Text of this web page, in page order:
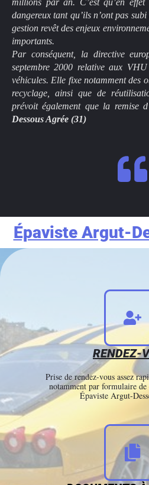
dangereux tant qu’ils n’ont pas
gestion revêt des enjeux
importants.
Par conséquent, la directive
septembre 2000 relative aux
véhicules. Elle fixe notamment des
recyclage, ainsi que de
prévoit également que la remise
Dessous Agrée (31)
Épaviste Argut-
RENDEZ-
Prise de rendez-vous assez
notamment par formulaire
Épaviste Argut-